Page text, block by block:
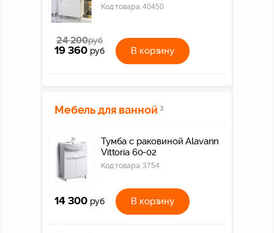
Код товара:40450
24 200руб
19 360 руб В корзину
Мебель для ванной 3
Тумба с раковиной Alavann
Vittoria 60-02
Код товара:3754
14 300 руб В корзину